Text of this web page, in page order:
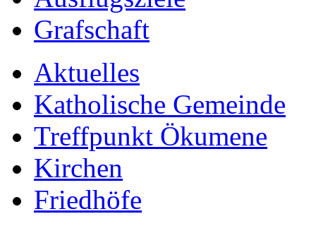
Grafschaft
Aktuelles
Katholische Gemeinde
Treffpunkt Ökumene
Kirchen
Friedhöfe